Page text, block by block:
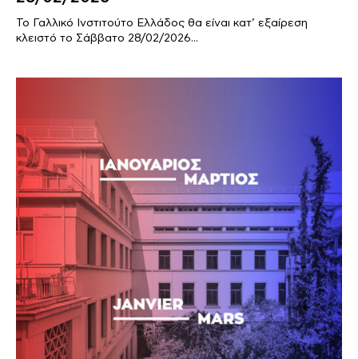
Το Γαλλικό Ινστιτούτο Ελλάδος θα είναι κατ’ εξαίρεση
κλειστό το Σάββατο 28/02/2026...